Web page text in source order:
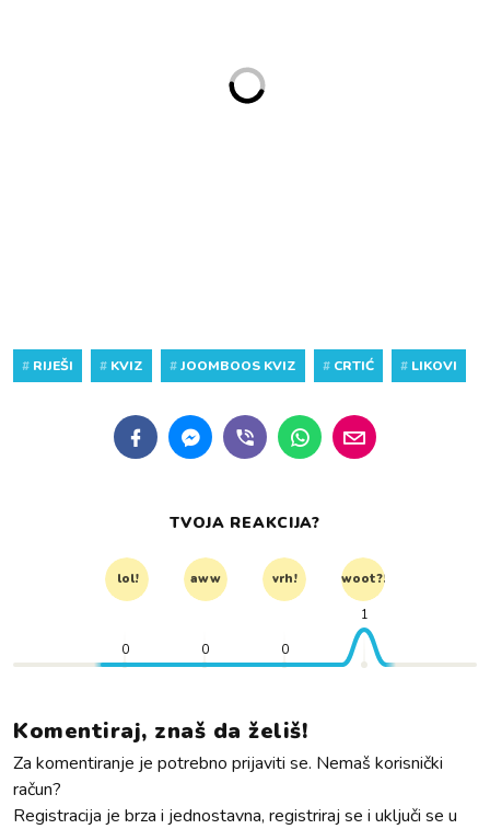
# RIJEŠI # KVIZ #JOOMBOOS KVIZ # CRTIĆ # LIKOVI
TVOJA REAKCIJA?
lol! aww vrh! woot?!
0 0 0
1
Komentiraj, znaš da želiš!
Za komentiranje je potrebno prijaviti se. Nemaš korisnički
račun?
Registracija je brza i jednostavna, registriraj se i uključi se u